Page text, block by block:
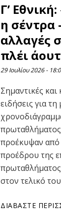
Γ’
η σέντρα
αλλαγές
πλέι
29 Ιουλίου 2026
Σημαντικές και
ειδήσεις για
πρωταθλήματος
προέκυψαν από
προέδρου της
στον τελικό
ΔΙΑΒΆΣΤΕ